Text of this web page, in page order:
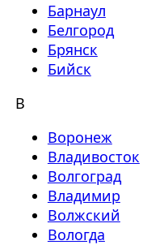
Барнаул
Белгород
Брянск
Бийск
В
Воронеж
Владивосток
Волгоград
Владимир
Волжский
Вологда